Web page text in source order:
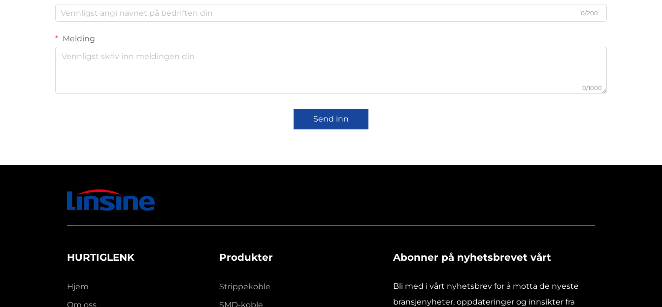
0/200
Melding
0/1000
Send inn
HURTIGLENK
Hjem
Om oss
Produkter
Strippekoble
SMD-koble
Abonner på nyhetsbrevet vårt
Bli med i vårt nyhetsbrev for å motta de nyeste
bransjenyheter, oppdateringer og innsikter fra